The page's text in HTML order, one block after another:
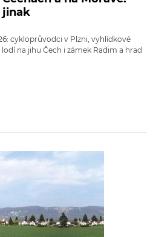
jinak
cykloprůvodci v Plzni, vyhlídkové
na jihu Čech i zámek Radim a hrad